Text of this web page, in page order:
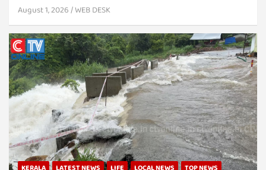
August 1, 2026 WEB DESK
KERALA LATEST NEWS LIFE LOCAL NEWS TOP NEWS